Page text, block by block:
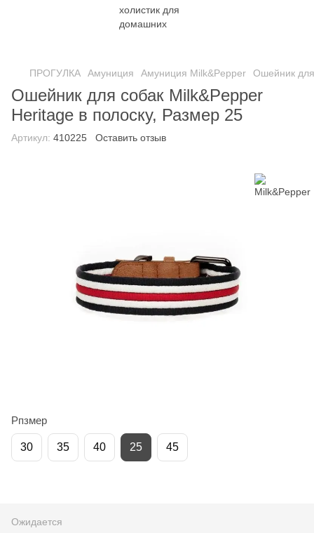
ПРОГУЛКА Амуниция Амуниция Milk&Pepper Ошейник
Ошейник для собак Milk&Pepper
Heritage в полоску, Размер 25
Артикул: 410225 Оставить отзыв
Рпзмер
30 35 40 25 45
Ожидается